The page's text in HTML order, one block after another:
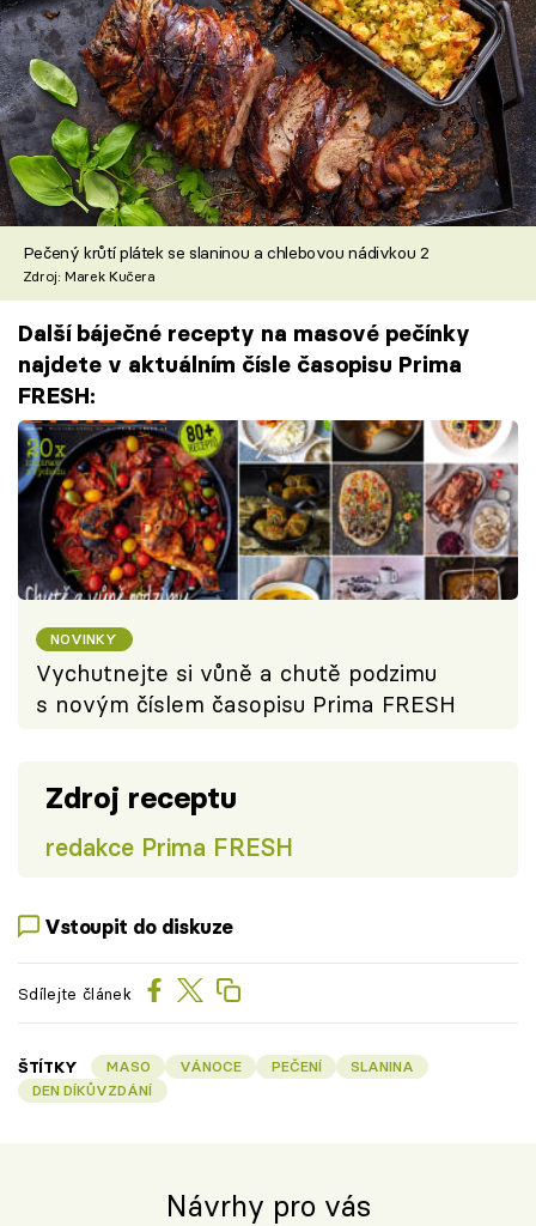
Pečený krůtí plátek se slaninou a chlebovou nádivkou 2
Zdroj: Marek Kučera
Další báječné recepty na masové pečínky
najdete v aktuálním čísle časopisu Prima
FRESH:
NOVINKY
Vychutnejte si vůně a chutě podzimu
s novým číslem časopisu Prima FRESH
Zdroj receptu
redakce Prima FRESH
Vstoupit do diskuze
Sdílejte článek
ŠTÍTKY MASO VÁNOCE PEČENÍ
SLANINA
DEN DÍKŮVZDÁNÍ
Návrhy pro vás